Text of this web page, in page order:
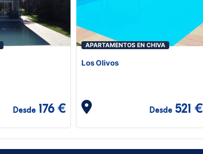
Desde 176 €
APARTAMENTOS EN CHIVA
Los Olivos
Desde 521 €